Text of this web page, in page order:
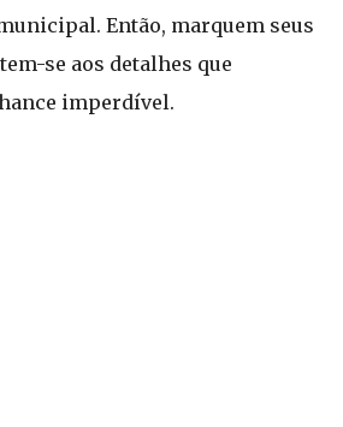
Então, marquem seus
se aos detalhes que
imperdível.